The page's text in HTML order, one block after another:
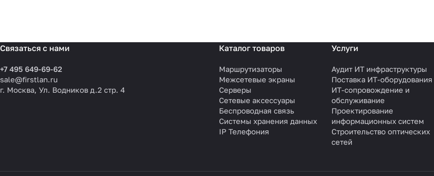
Связаться с нами
+7 495 649-69-62
sale@firstlan.ru
г. Москва, Ул. Водников д.2 стр. 4
Каталог товаров
Маршрутизаторы
Межсетевые экраны
Серверы
Сетевые аксессуары
Беспроводная связь
Системы хранения данных
IP Телефония
Услуги
Аудит ИТ инфраструктуры
Поставка ИТ-оборудования
ИТ-сопровождение и
обслуживание
Проектирование
информационных систем
Строительство оптических
сетей